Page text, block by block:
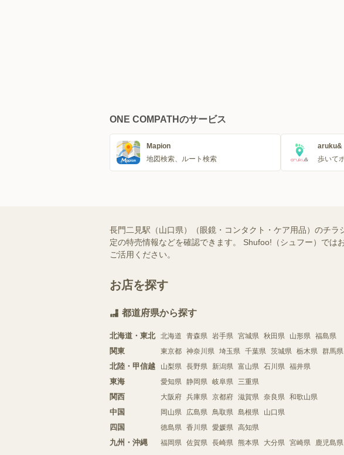
ONE COMPATHのサービス
Mapion
地図検索、ルート検索
aruku&
歩いて
長門二見駅（山口県）（眼鏡・コンタクト・ケア用品）のチ
定の特売情報などを確認できます。 Shufoo!（シュフー）で
ご活用ください。
お店を探す
都道府県から探す
北海道・東北 北海道 青森県 岩手県 宮城県 秋田県 山形県 福島県
関東 東京都 神奈川県 埼玉県 千葉県 茨城県 栃木県 群馬県
北陸・甲信越 山梨県 長野県 新潟県 富山県 石川県 福井県
東海 愛知県 静岡県 岐阜県 三重県
関西 大阪府 兵庫県 京都府 滋賀県 奈良県 和歌山県
中国 岡山県 広島県 鳥取県 島根県 山口県
四国 徳島県 香川県 愛媛県 高知県
九州・沖縄 福岡県 佐賀県 長崎県 熊本県 大分県 宮崎県 鹿児島県